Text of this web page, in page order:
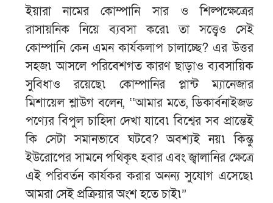
ইয়ারা নামের কোম্পানি সার ও শিল্পক্ষেত্রের
রাসায়নিক নিয়ে ব্যবসা করে৷ তা সত্ত্বেও সেই
কোম্পানি কেন এমন কার্যকলাপ চালাচ্ছে? এর উত্তর
সহজ৷ আসলে পরিবেশগত কারণ ছাড়াও ব্যবসায়িক
সুবিধাও রয়েছে৷ কোম্পানির প্লান্ট ম্যানেজার
মিশায়েল শ্লাউগ বলেন, ‘‘আমার মতে, ডিকার্বনাইজড
পণ্যের বিপুল চাহিদা দেখা যাবে৷ বিশ্বের সব প্রান্তেই
কি সেটা সমানভাবে ঘটবে? অবশ্যই নয়৷ কিন্তু
ইউরোপের সামনে পথিকৃৎ হবার এবং জ্বালানির ক্ষেত্রে
এই পরিবর্তন কার্যকর করার অনন্য সুযোগ এসেছে৷
আমরা সেই প্রক্রিয়ার অংশ হতে চাই৷”